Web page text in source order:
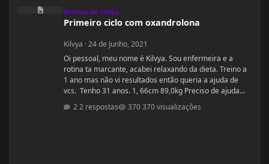
Primeiro ciclo com oxandrolona
Relatos de ciclos
Primeiro ciclo com oxandrolona
Kilvya ·24 de Junho, 2021
Oi pessoal, meu nome é Kilvya. Sou enfermeira e a
rotina ta marcante, acabei relaxando da dieta. Treino a
1 ano mas não vi resultados então queria a ajuda de
vcs. Tenho 31 anos. 1, 66cm 89,0kg Preciso de ajuda
urgente! Vou mudar a dieta e as séries, então queria
começar junto com vcs do zero.
2 respostas 370 visualizações